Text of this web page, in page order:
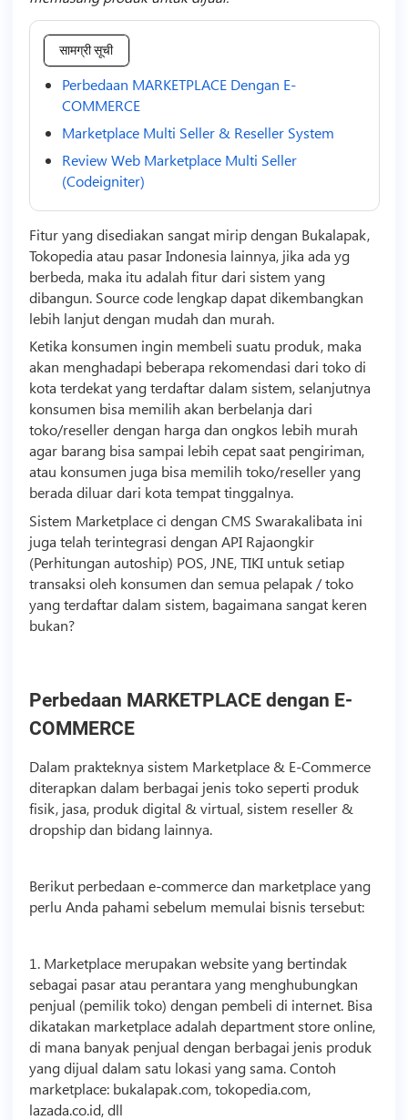
सामग्री सूची
Perbedaan MARKETPLACE Dengan E-
COMMERCE
Marketplace Multi Seller & Reseller System
Review Web Marketplace Multi Seller
(Codeigniter)
Fitur yang disediakan sangat mirip dengan Bukalapak,
Tokopedia atau pasar Indonesia lainnya, jika ada yg
berbeda, maka itu adalah fitur dari sistem yang
dibangun. Source codelengkap dapat dikembangkan
lebih lanjut dengan mudah dan murah.
Ketika konsumen ingin membeli suatu produk, maka
akan menghadapi beberapa rekomendasi dari toko di
kota terdekat yang terdaftar dalam sistem, selanjutnya
konsumen bisa memilih akan berbelanja dari
toko/reseller dengan harga dan ongkos lebih murah
agar barang bisa sampai lebih cepat saat pengiriman,
atau konsumen juga bisa memilih toko/reseller yang
berada diluar dari kota tempat tinggalnya.
Sistem Marketplace ci dengan CMS Swarakalibata ini
juga telah terintegrasi dengan API Rajaongkir
(Perhitungan autoship) POS, JNE, TIKI untuk setiap
transaksi oleh konsumen dan semua pelapak / toko
yang terdaftar dalam sistem, bagaimana sangat keren
bukan?
Perbedaan MARKETPLACE dengan E-
COMMERCE
Dalam prakteknya sistem Marketplace & E-Commerce
diterapkan dalam berbagai jenis toko seperti produk
fisik, jasa, produk digital & virtual, sistem reseller &
dropship dan bidang lainnya.
Berikut perbedaan e-commerce dan marketplace yang
perlu Anda pahami sebelum memulai bisnis tersebut:
1. Marketplace merupakan website yang bertindak
sebagai pasar atau perantara yang menghubungkan
penjual (pemilik toko) dengan pembeli di internet. Bisa
dikatakan marketplace adalah department store online,
di mana banyak penjual dengan berbagai jenis produk
yang dijual dalam satu lokasi yang sama. Contoh
marketplace: bukalapak.com, tokopedia.com,
lazada.co.id, dll